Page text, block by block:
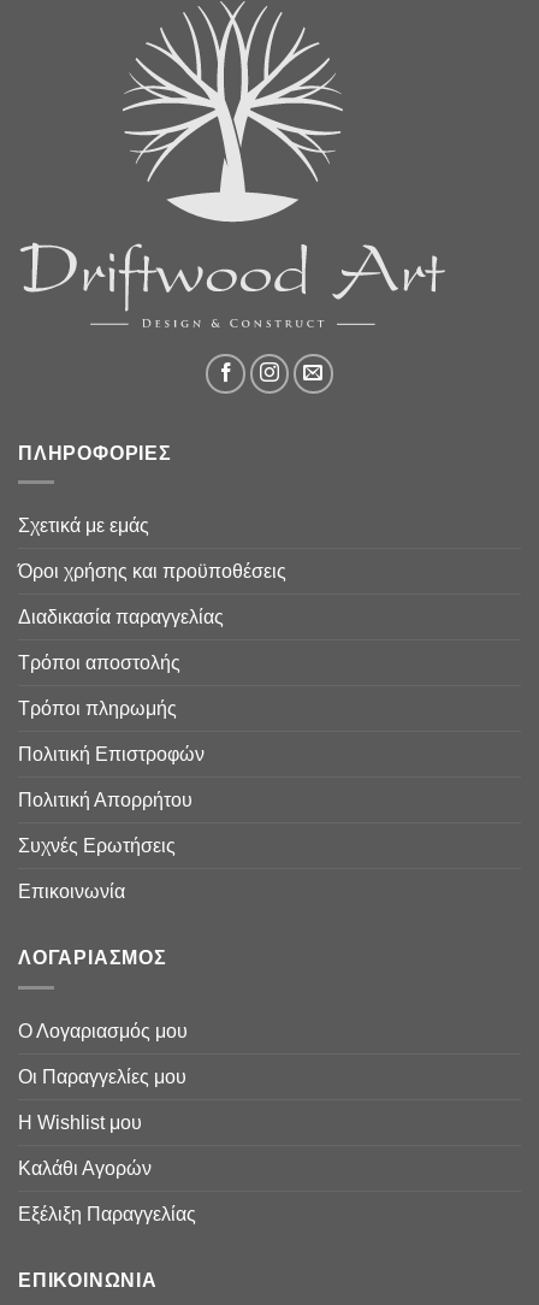
ΠΛΗΡΟΦΟΡΙΕΣ
Σχετικά με εμάς
Όροι χρήσης και προϋποθέσεις
Διαδικασία παραγγελίας
Τρόποι αποστολής
Τρόποι πληρωμής
Πολιτική Επιστροφών
Πολιτική Απορρήτου
Συχνές Ερωτήσεις
Επικοινωνία
ΛΟΓΑΡΙΑΣΜΟΣ
Ο Λογαριασμός μου
Οι Παραγγελίες μου
Η Wishlist μου
Καλάθι Αγορών
Εξέλιξη Παραγγελίας
ΕΠΙΚΟΙΝΩΝΙΑ